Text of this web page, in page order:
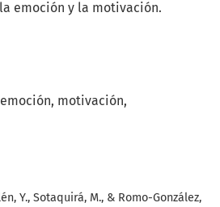
emoción motivación
Y., Sotaquirá, M., & Romo-González,
emoción y la motivación.